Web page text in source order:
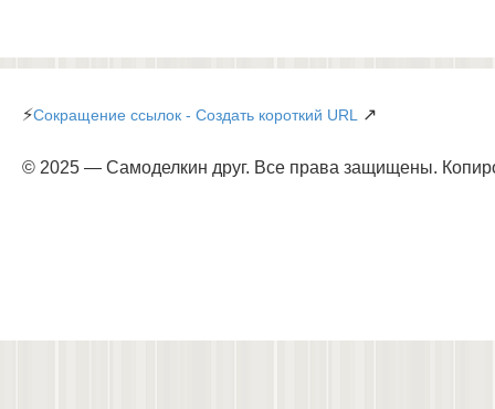
⚡Сокращение ссылок - Создать короткий URL ↗
© 2025 — Самоделкин друг. Все права защищены.